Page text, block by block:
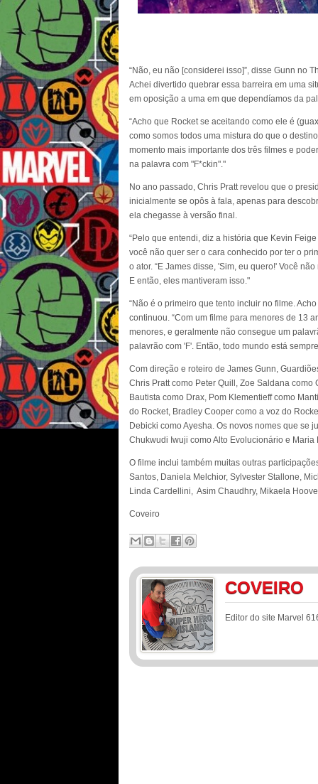
“Não, eu não [considerei isso]”, disse Gunn no
Achei divertido quebrar essa barreira em uma
em oposição a uma em que dependíamos da
“Acho que Rocket se aceitando como ele é
como somos todos uma mistura do que o
momento mais importante dos três filmes e
na palavra com "F*ckin"."
No ano passado, Chris Pratt revelou que o
inicialmente se opôs à fala, apenas para
ela chegasse à versão final.
“Pelo que entendi, diz a história que Kevin
você não quer ser o cara conhecido por ter o
o ator. “E James disse, 'Sim, eu quero!' Você
E então, eles mantiveram isso."
“Não é o primeiro que tento incluir no filme.
continuou. “Com um filme para menores de 13
menores, e geralmente não consegue um
palavrão com 'F'. Então, todo mundo está
Com direção e roteiro de James Gunn,
Chris Pratt como Peter Quill, Zoe Saldana
Bautista como Drax, Pom Klementieff como
do Rocket, Bradley Cooper como a voz do
Debicki como Ayesha. Os novos nomes que se
Chukwudi Iwuji como Alto Evolucionário e
O filme inclui também muitas outras
Santos, Daniela Melchior, Sylvester Stallone,
Linda Cardellini, Asim Chaudhry, Mikaela
Coveiro
COVEIRO
Editor do site Marvel